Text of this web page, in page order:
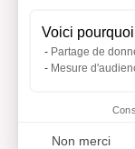
Voici
Partage de
Mesure
Non merci